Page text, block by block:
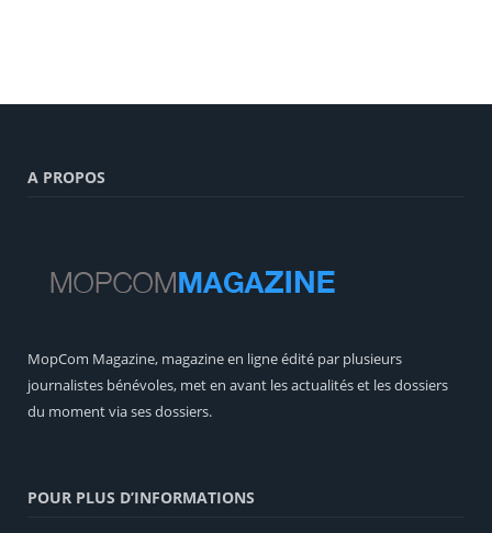
A PROPOS
MopCom Magazine, magazine en ligne édité par plusieurs
journalistes bénévoles, met en avant les actualités et les dossiers
du moment via ses dossiers.
POUR PLUS D’INFORMATIONS